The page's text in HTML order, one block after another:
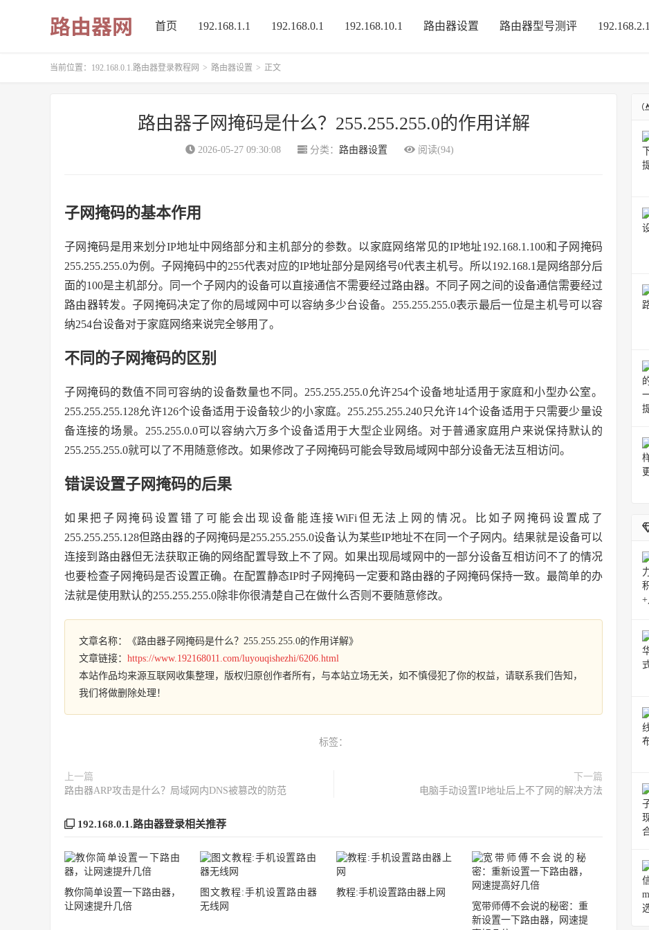
首页 192.168.1.1 192.168.0.1 192.168.10.1 路由器设置 路由器型号测评 192.168.2.1
当前位置： 192.168.0.1.路由器登录教程网 > 路由器设置 > 正文
路由器子网掩码是什么？255.255.255.0的作用详解
2026-05-27 09:30:08 分类： 路由器设置 阅读(94)
子网掩码的基本作用
子网掩码是用来划分IP地址中网络部分和主机部分的参数。以家庭网络常见的IP地址192.168.1.100和子网掩码
255.255.255.0为例。子网掩码中的255代表对应的IP地址部分是网络号0代表主机号。所以192.168.1是网络部分后
面的100是主机部分。同一个子网内的设备可以直接通信不需要经过路由器。不同子网之间的设备通信需要经过
路由器转发。子网掩码决定了你的局域网中可以容纳多少台设备。255.255.255.0表示最后一位是主机号可以容
纳254台设备对于家庭网络来说完全够用了。
不同的子网掩码的区别
子网掩码的数值不同可容纳的设备数量也不同。255.255.255.0允许254个设备地址适用于家庭和小型办公室。
255.255.255.128允许126个设备适用于设备较少的小家庭。255.255.255.240只允许14个设备适用于只需要少量设
备连接的场景。255.255.0.0可以容纳六万多个设备适用于大型企业网络。对于普通家庭用户来说保持默认的
255.255.255.0就可以了不用随意修改。如果修改了子网掩码可能会导致局域网中部分设备无法互相访问。
错误设置子网掩码的后果
如果把子网掩码设置错了可能会出现设备能连接WiFi但无法上网的情况。比如子网掩码设置成了
255.255.255.128但路由器的子网掩码是255.255.255.0设备认为某些IP地址不在同一个子网内。结果就是设备可以
连接到路由器但无法获取正确的网络配置导致上不了网。如果出现局域网中的一部分设备互相访问不了的情况
也要检查子网掩码是否设置正确。在配置静态IP时子网掩码一定要和路由器的子网掩码保持一致。最简单的办
法就是使用默认的255.255.255.0除非你很清楚自己在做什么否则不要随意修改。
文章名称：《路由器子网掩码是什么？255.255.255.0的作用详解》
文章链接： https://www.192168011.com/luyouqishezhi/6206.html
本站作品均来源互联网收集整理，版权归原创作者所有，与本站立场无关，如不慎侵犯了你的权益，请联系我们告知，
我们将做删除处理！
标签：
上一篇
路由器ARP攻击是什么？局域网内DNS被篡改的防范
下一篇
电脑手动设置IP地址后上不了网的解决方法
192.168.0.1.路由器登录相关推荐
教你简单设置一下路由器，
让网速提升几倍
图文教程:手机设置路由器
无线网
教程:手机设置路由器上网
宽带师傅不会说的秘密：重
新设置一下路由器，网速提